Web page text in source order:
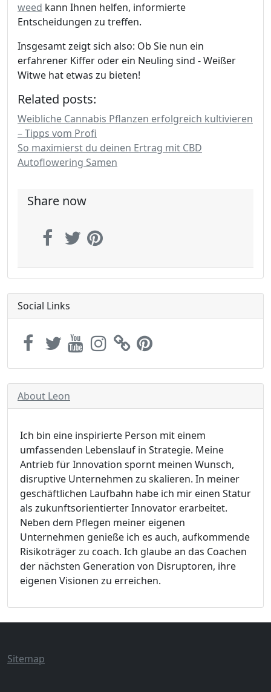
weed kann Ihnen helfen, informierte
Entscheidungen zu treffen.
Insgesamt zeigt sich also: Ob Sie nun ein
erfahrener Kiffer oder ein Neuling sind - Weißer
Witwe hat etwas zu bieten!
Related posts:
Weibliche Cannabis Pflanzen erfolgreich kultivieren
– Tipps vom Profi
So maximierst du deinen Ertrag mit CBD
Autoflowering Samen
Share now
Social Links
About Leon
Ich bin eine inspirierte Person mit einem
umfassenden Lebenslauf in Strategie. Meine
Antrieb für Innovation spornt meinen Wunsch,
disruptive Unternehmen zu skalieren. In meiner
geschäftlichen Laufbahn habe ich mir einen Statur
als zukunftsorientierter Innovator erarbeitet.
Neben dem Pflegen meiner eigenen
Unternehmen genieße ich es auch, aufkommende
Risikoträger zu coach. Ich glaube an das Coachen
der nächsten Generation von Disruptoren, ihre
eigenen Visionen zu erreichen.
Sitemap